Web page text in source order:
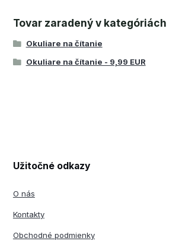
Tovar zaradený v kategóriách
Okuliare na čítanie
Okuliare na čítanie - 9,99 EUR
Užitočné odkazy
O nás
Kontakty
Obchodné podmienky